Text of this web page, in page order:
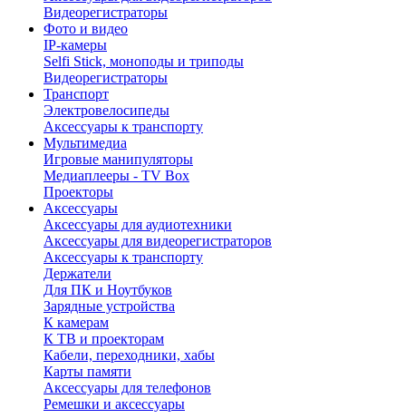
Видеорегистраторы
Фото и видео
IP-камеры
Selfi Stick, моноподы и триподы
Видеорегистраторы
Транспорт
Электровелосипеды
Аксессуары к транспорту
Мультимедиа
Игровые манипуляторы
Медиаплееры - TV Box
Проекторы
Аксессуары
Аксессуары для аудиотехники
Аксессуары для видеорегистраторов
Аксессуары к транспорту
Держатели
Для ПК и Ноутбуков
Зарядные устройства
К камерам
К ТВ и проекторам
Кабели, переходники, хабы
Карты памяти
Аксессуары для телефонов
Ремешки и аксессуары